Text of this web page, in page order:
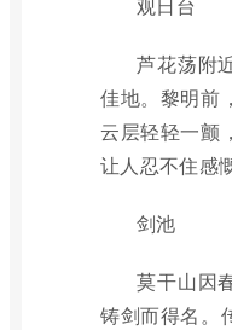
芦花荡附
佳地。黎明前
云层轻轻一颤
让人忍不住感
剑池
莫干山因
铸剑而得名。